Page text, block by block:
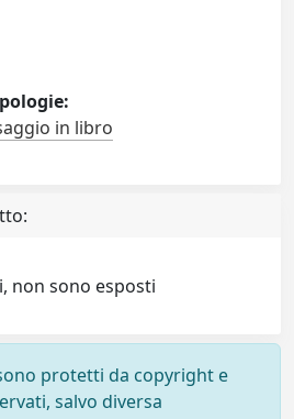
in libro
non sono esposti
protetti da copyright e
salvo diversa